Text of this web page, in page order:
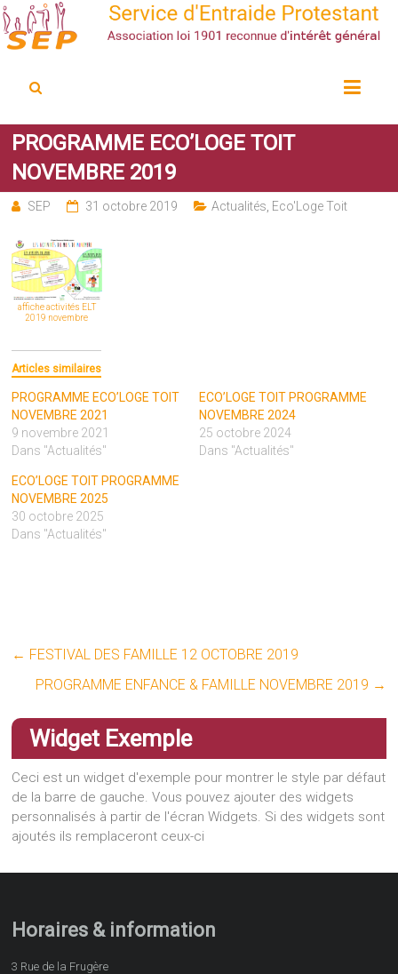
SEP
PROGRAMME ECO’LOGE TOIT
NOVEMBRE 2019
SEP 31 octobre 2019 Actualités, Eco'Loge Toit
affiche activités ELT
2019 novembre
Articles similaires
PROGRAMME ECO’LOGE TOIT
NOVEMBRE 2021
9 novembre 2021
Dans "Actualités"
ECO’LOGE TOIT PROGRAMME
NOVEMBRE 2024
25 octobre 2024
Dans "Actualités"
ECO’LOGE TOIT PROGRAMME
NOVEMBRE 2025
30 octobre 2025
Dans "Actualités"
← FESTIVAL DES FAMILLE 12 OCTOBRE 2019
PROGRAMME ENFANCE & FAMILLE NOVEMBRE 2019 →
Widget Exemple
Ceci est un widget d'exemple pour montrer le style par défaut
de la barre de gauche. Vous pouvez ajouter des widgets
personnalisés à partir de l'écran Widgets. Si des widgets sont
ajoutés ils remplaceront ceux-ci
Horaires & information
3 Rue de la Frugère